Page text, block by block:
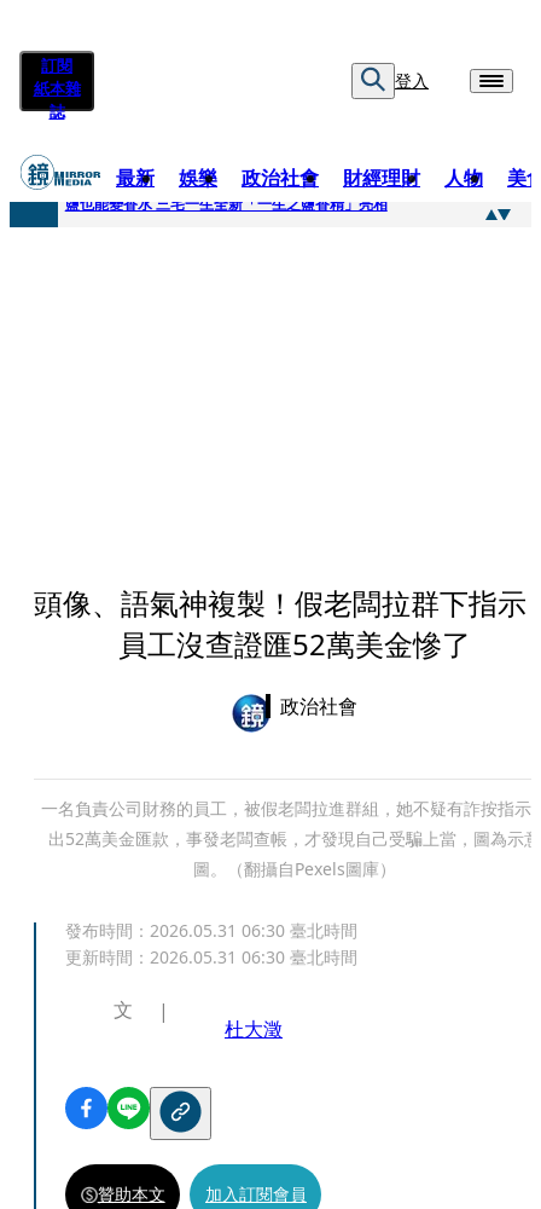
訂閱
紙本雜
誌
登入
最新 娛樂 政治社會 財經理財 人物 美
快訊
鹽也能變香水 三宅一生全新「一生之鹽香精」亮相
頭像、語氣神複製！假老闆拉群下指
員工沒查證匯52萬美金慘了
政治社會
一名負責公司財務的員工，被假老闆拉進群組，她不疑有詐按指示
出52萬美金匯款，事發老闆查帳，才發現自己受騙上當，圖為示意
圖。（翻攝自Pexels圖庫）
發布時間： 2026.05.31 06:30 臺北時間
更新時間： 2026.05.31 06:30 臺北時間
文
杜大澂
贊助本文 加入訂閱會員